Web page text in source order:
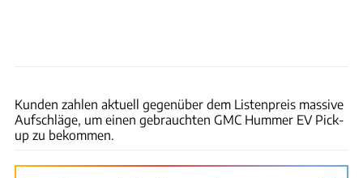
Kunden zahlen aktuell gegenüber dem Listenpreis massive
Aufschläge, um einen gebrauchten GMC Hummer EV Pick-
up zu bekommen.